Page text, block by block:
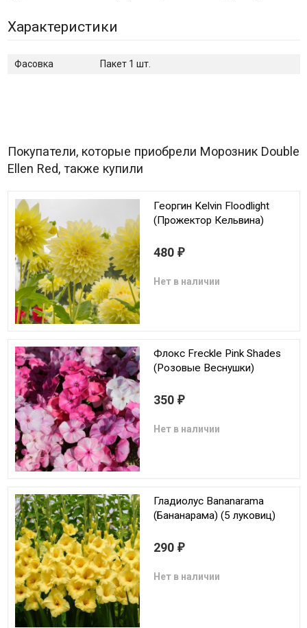
Характеристики
Фасовка Пакет 1 шт.
Покупатели, которые приобрели Морозник Double
Ellen Red, также купили
Георгин Kelvin Floodlight
(Прожектор Кельвина)
480 ₽
Нет в наличии
Флокс Freckle Pink Shades
(Розовые Веснушки)
350 ₽
Нет в наличии
Гладиолус Bananarama
(Бананарама) (5 луковиц)
290 ₽
Нет в наличии